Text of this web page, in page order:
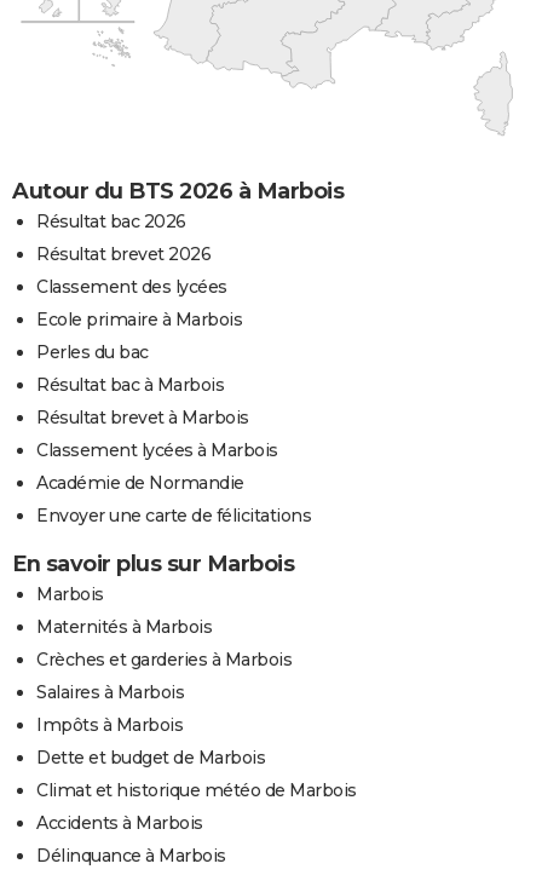
Autour du BTS 2026 à Marbois
Résultat bac 2026
Résultat brevet 2026
Classement des lycées
Ecole primaire à Marbois
Perles du bac
Résultat bac à Marbois
Résultat brevet à Marbois
Classement lycées à Marbois
Académie de Normandie
Envoyer une carte de félicitations
En savoir plus sur Marbois
Marbois
Maternités à Marbois
Crèches et garderies à Marbois
Salaires à Marbois
Impôts à Marbois
Dette et budget de Marbois
Climat et historique météo de Marbois
Accidents à Marbois
Délinquance à Marbois